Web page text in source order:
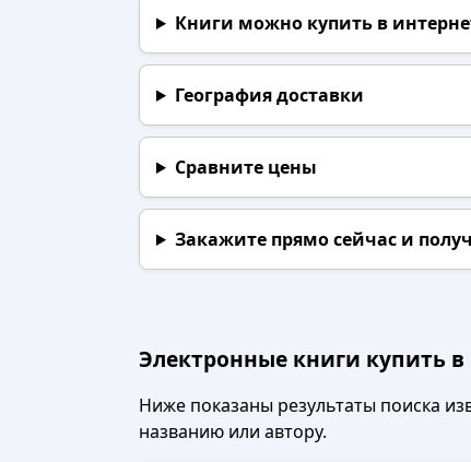
Книги можно купить в
География доставки
Сравните цены
Закажите прямо сейчаси
Электронные книги купить
Ниже показаны результаты поиска
названию или автору.